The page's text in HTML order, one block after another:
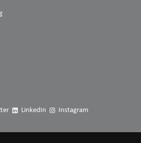
LinkedIn Instagram